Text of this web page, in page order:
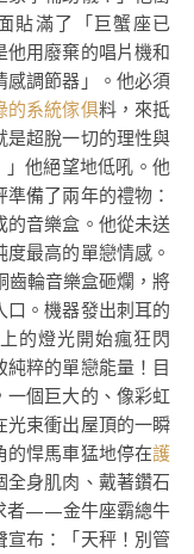
貼滿了「巨蟹座已
用廢棄的唱片機和
感調節器」。他必須
的系統傢俱料，來抵
是超脫一切的理性與
他絕望地低吼。他
備了兩年的禮物：
音樂盒。他從未送
最高的單戀情感。
齒輪音樂盒砸爛，將
口。機器發出刺耳的
的燈光開始瘋狂閃
粹的單戀能量！目
一個巨大的、像彩虹
光束衝出屋頂的一瞬
的悍馬車猛地停在護
全身肌肉、戴著鑽石
者——金牛座霸總牛
宣布：「天秤！別管